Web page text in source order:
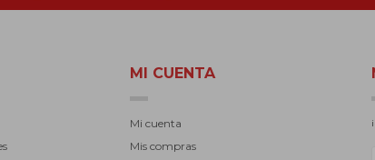
MI CUENTA
Mi cuenta
Mis compras